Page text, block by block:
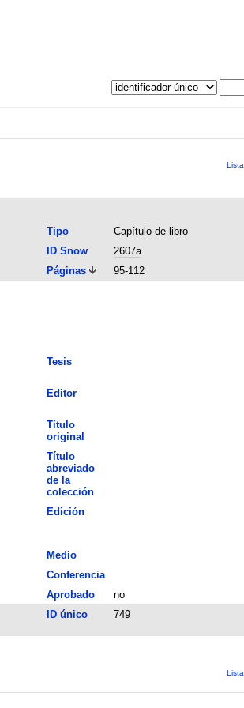
Lista
Tipo
Capítulo de libro
ID Snow
2607a
Páginas
95-112
Tesis
Editor
Título
original
Título
abreviado
de la
colección
Edición
Medio
Conferencia
Aprobado
no
ID único 749
Lista